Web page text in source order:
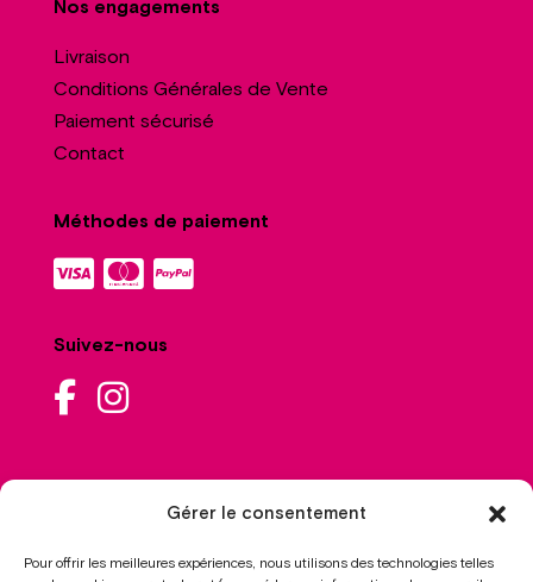
Gérer le consentement
Pour offrir les meilleures expériences, nous utilisons des technologies telles
Nos engagements
Livraison
Conditions Générales de Vente
Paiement sécurisé
Contact
Méthodes de paiement
Suivez-nous
Livraison
À partir